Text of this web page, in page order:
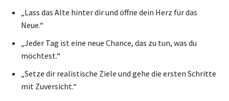
„Lass das Alte hinter dir und öffne dein Herz für das
Neue.“
„Jeder Tag ist eine neue Chance, das zu tun, was du
möchtest.“
„Setze dir realistische Ziele und gehe die ersten Schritte
mit Zuversicht.“